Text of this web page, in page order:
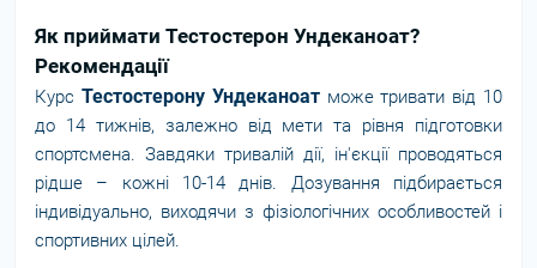
Як приймати Тестостерон Ундеканоат?
Рекомендації
Курс Тестостерону Ундеканоат може тривати від 10
до 14 тижнів, залежно від мети та рівня підготовки
спортсмена. Завдяки тривалій дії, ін'єкції проводяться
рідше – кожні 10-14 днів. Дозування підбирається
індивідуально, виходячи з фізіологічних особливостей і
спортивних цілей.